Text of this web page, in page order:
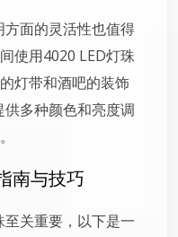
面的灵活性也值得
使用4020 LED灯珠
灯带和酒吧的装饰
多种颜色和亮度调
南与技巧
关重要，以下是一